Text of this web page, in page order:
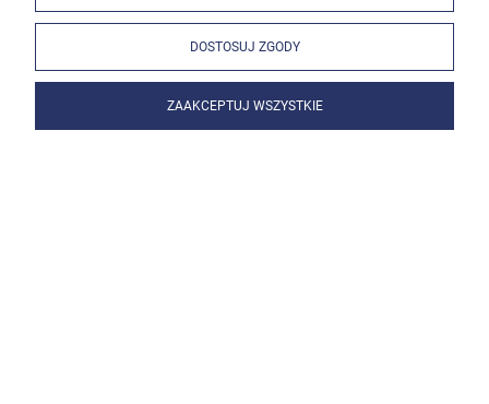
DOSTOSUJ ZGODY
ZAAKCEPTUJ WSZYSTKIE